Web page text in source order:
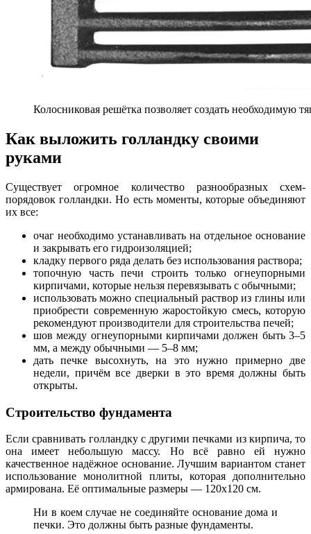
Колосниковая решётка позволяет создать необходимую
Как выложить голландку своими
руками
Существует огромное количество разнообразных схем-
порядовок голландки. Но есть моменты, которые объединяют
их все:
очаг необходимо устанавливать на отдельное основание
и закрывать его гидроизоляцией;
кладку первого ряда делать без использования раствора;
топочную часть печи строить только огнеупорными
кирпичами, которые нельзя перевязывать с обычными;
использовать можно специальный раствор из глины или
приобрести современную жаростойкую смесь, которую
рекомендуют производители для строительства печей;
шов между огнеупорными кирпичами должен быть 3–5
мм, а между обычными — 5–8 мм;
дать печке высохнуть, на это нужно примерно две
недели, причём все дверки в это время должны быть
открыты.
Строительство фундамента
Если сравнивать голландку с другими печками из кирпича, то
она имеет небольшую массу. Но всё равно ей нужно
качественное надёжное основание. Лучшим вариантом станет
использование монолитной плиты, которая дополнительно
армирована. Её оптимальные размеры — 120х120 см.
Ни в коем случае не соединяйте основание дома и
печки. Это должны быть разные фундаменты.